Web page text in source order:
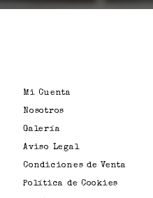
Mi Cuenta
Nosotros
Galería
Aviso Legal
Condiciones de Venta
Política de Cookies